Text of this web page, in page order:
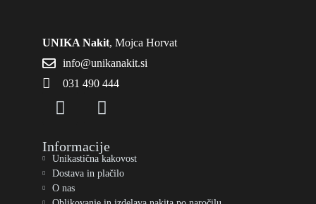
UNIKA Nakit, Mojca Horvat
info@unikanakit.si
031 490 444
Informacije
Unikastična kakovost
Dostava in plačilo
O nas